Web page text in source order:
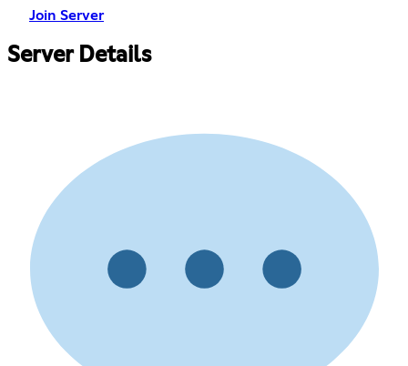
Join Server
Server Details